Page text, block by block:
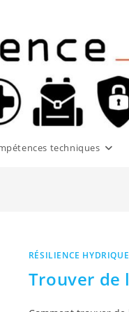
techniques
RÉSILIENCE HYDRIQUE
Trouver de